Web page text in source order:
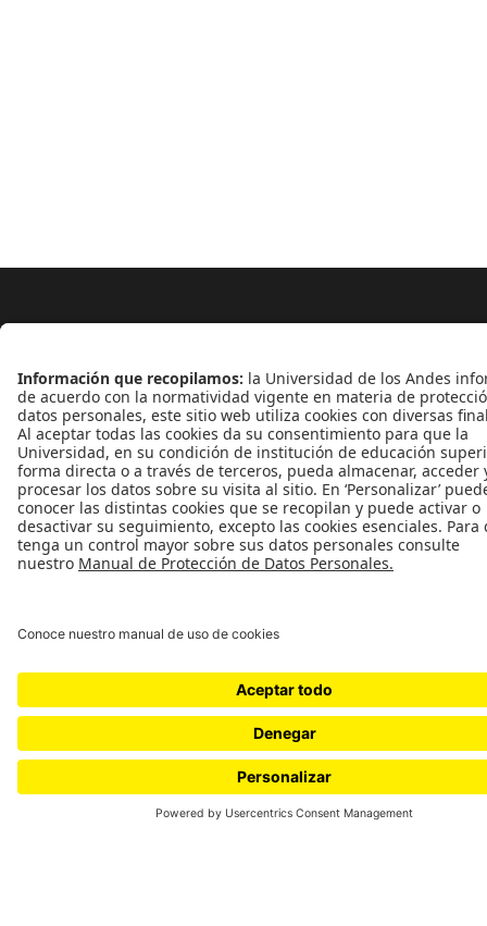
Universidad de los Andes |
Universidad: Decreto 1297 del
Reconocimiento personería
jurídica: Resolución 28 del 23
de febrero de 1949 Minjusticia.
Cra 1 Nº 18A- 12 Bogotá,
(Colombia) | Código postal: